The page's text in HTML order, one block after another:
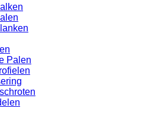
Palen